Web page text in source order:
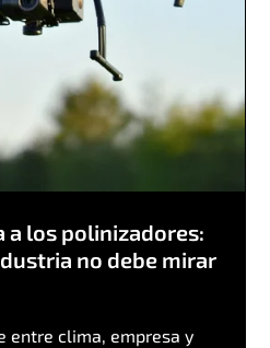
a los polinizadores:
no debe mirar
entre clima, empresa y